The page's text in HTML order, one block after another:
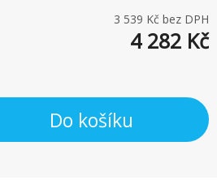
3 539 Kč bez DPH
4 282 Kč
Do košíku